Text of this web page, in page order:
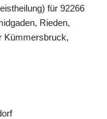
für 92266
Rieden,
Kümmersbruck,